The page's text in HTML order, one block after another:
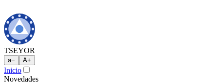
TSEYOR
a− A+
Inicio
Novedades